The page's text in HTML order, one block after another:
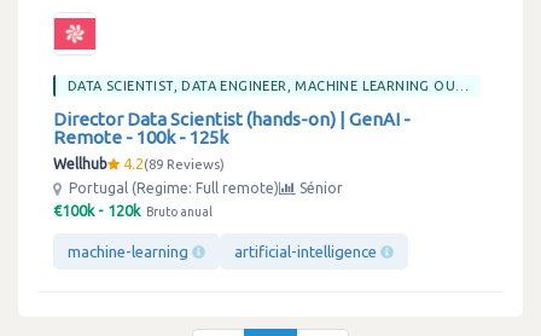
Director Data Scientist (hands-on) | GenAI -
Remote - 100k - 125k
Wellhub 4.2 89 Reviews
Portugal (Regime: Full remote)
Sénior
€100k - 120k Bruto anual
machine-learning artificial-intelligence